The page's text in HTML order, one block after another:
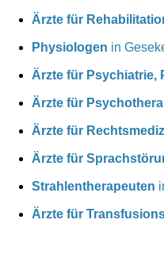
Ärzte für
Physiologen in
Ärzte für Psychiatrie,
Ärzte für
Ärzte für
Ärzte für
Strahlentherapeuten
Ärzte für